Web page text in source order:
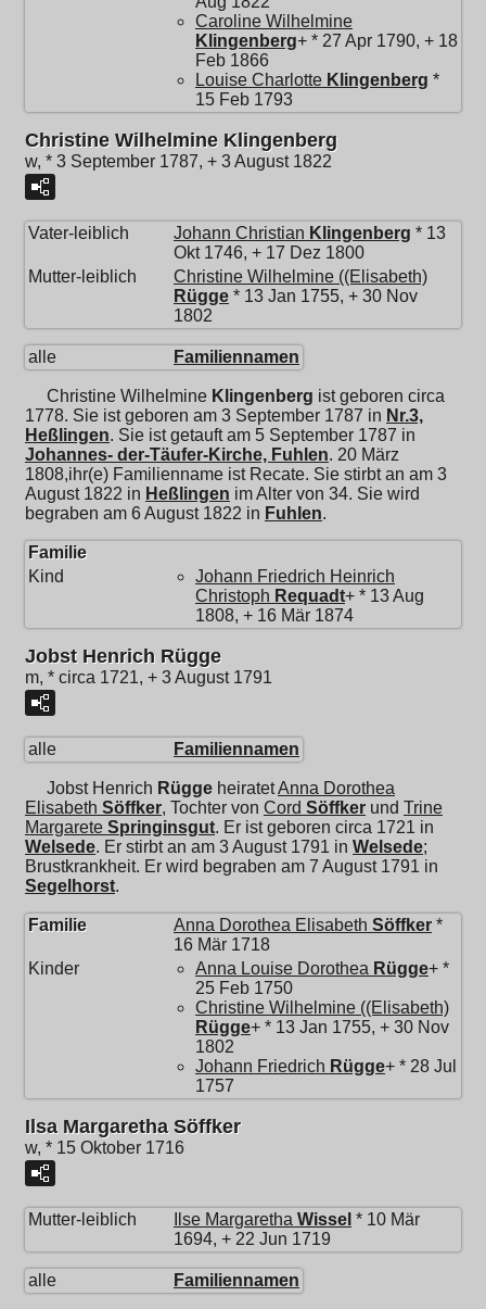
Caroline Wilhelmine
Klingenberg+ * 27 Apr 1790, + 18
Feb 1866
Louise Charlotte Klingenberg *
15 Feb 1793
Christine Wilhelmine Klingenberg
w, * 3 September 1787, + 3 August 1822
Vater-leiblich Johann Christian Klingenberg * 13
Okt 1746, + 17 Dez 1800
Mutter-leiblich
Christine Wilhelmine ((Elisabeth)
Rügge * 13 Jan 1755, + 30 Nov
1802
alle Familiennamen
Christine Wilhelmine Klingenberg ist geboren circa
1778. Sie ist geboren am 3 September 1787 in Nr.3,
Heßlingen. Sie ist getauft am 5 September 1787 in
Johannes- der-Täufer-Kirche, Fuhlen. 20 März
1808,ihr(e) Familienname ist Recate. Sie stirbt an am 3
August 1822 in Heßlingen im Alter von 34. Sie wird
begraben am 6 August 1822 in Fuhlen.
Familie
Kind
Johann Friedrich Heinrich
Christoph Requadt+ * 13 Aug
1808, + 16 Mär 1874
Jobst Henrich Rügge
m, * circa 1721, + 3 August 1791
alle Familiennamen
Jobst Henrich Rügge heiratetAnna Dorothea
Elisabeth Söffker, Tochter von Cord Söffker und Trine
Margarete Springinsgut. Er ist geboren circa 1721 in
Welsede. Er stirbt an am 3 August 1791 in Welsede;
Brustkrankheit. Er wird begraben am 7 August 1791 in
Segelhorst.
Familie Anna Dorothea Elisabeth Söffker *
16 Mär 1718
Kinder
Anna Louise Dorothea Rügge+ *
25 Feb 1750
Christine Wilhelmine ((Elisabeth)
Rügge+ * 13 Jan 1755, + 30 Nov
1802
Johann Friedrich Rügge+ * 28 Jul
1757
Ilsa Margaretha Söffker
w, * 15 Oktober 1716
Mutter-leiblich Ilse Margaretha Wissel * 10 Mär
1694, + 22 Jun 1719
alle Familiennamen